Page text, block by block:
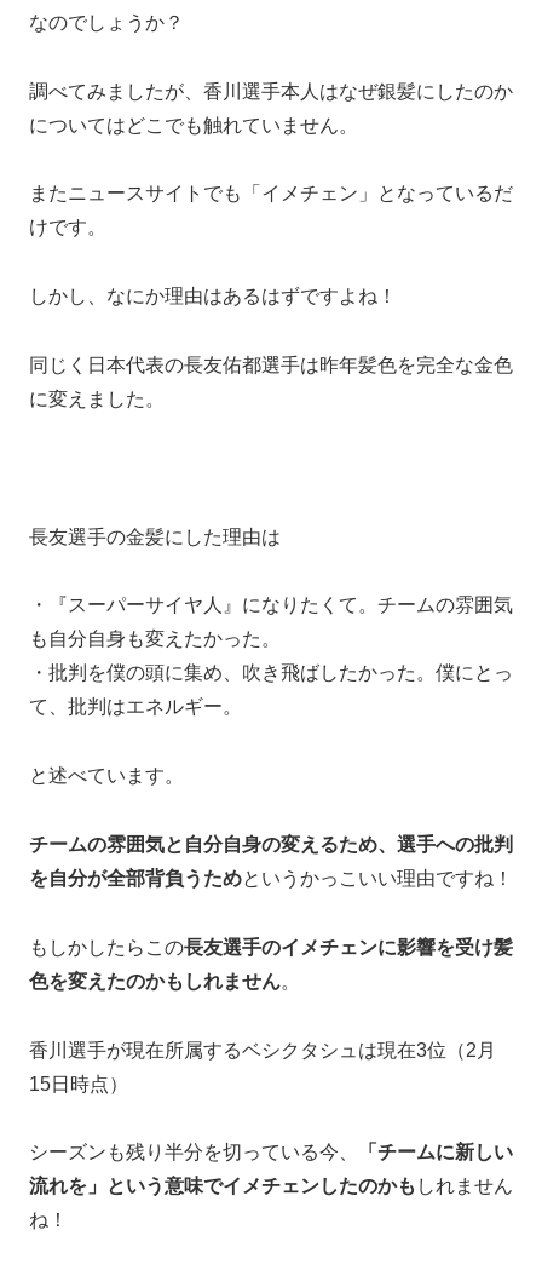
なのでしょうか？
調べてみましたが、香川選手本人はなぜ銀髪にしたのか
についてはどこでも触れていません。
またニュースサイトでも「イメチェン」となっているだ
けです。
しかし、なにか理由はあるはずですよね！
同じく日本代表の長友佑都選手は昨年髪色を完全な金色
に変えました。
長友選手の金髪にした理由は
・『スーパーサイヤ人』になりたくて。チームの雰囲気
も自分自身も変えたかった。
・批判を僕の頭に集め、吹き飛ばしたかった。僕にとっ
て、批判はエネルギー。
と述べています。
チームの雰囲気と自分自身の変えるため、選手への批判
を自分が全部背負うためというかっこいい理由ですね！
もしかしたらこの長友選手のイメチェンに影響を受け髪
色を変えたのかもしれません。
香川選手が現在所属するベシクタシュは現在3位（2月
15日時点）
シーズンも残り半分を切っている今、
「チームに新しい
流れを」という意味でイメチェンしたのかも しれません
ね！